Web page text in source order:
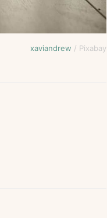
xaviandrew / Pixabay